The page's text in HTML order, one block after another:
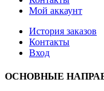
Мой аккаунт
История заказов
Контакты
Вход
ОСНОВНЫЕ